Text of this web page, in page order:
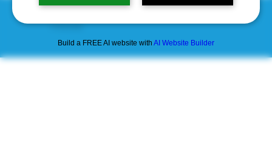
Build a FREE AI website with AI Website Builder